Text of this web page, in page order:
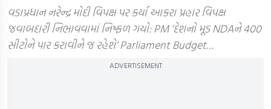
વડાપ્રધાન નરેન્દ્ર મોદી વિપક્ષ પર કર્યા આકરા પ્રહાર વિપક્ષ
જવાબદારી નિભાવવામાં નિષ્ફળ ગયો: PM ‘દેશનો મૂડ NDAને 400
સીટોને પાર કરાવીને જ રહેશે’ Parliament Budget…
ADVERTISEMENT